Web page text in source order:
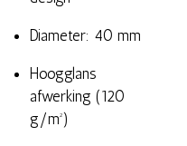
Diameter: 40 mm
Hoogglans
afwerking (120
g/m²)